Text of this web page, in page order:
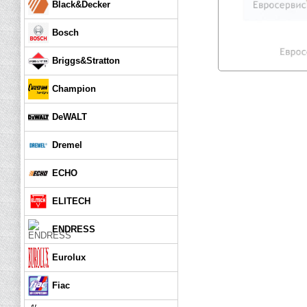
Black&Decker
Bosch
Briggs&Stratton
Champion
DeWALT
Dremel
ECHO
ELITECH
ENDRESS
Eurolux
Fiac